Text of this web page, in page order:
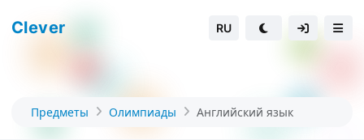
Clever RU
Предметы Олимпиады Английский язык